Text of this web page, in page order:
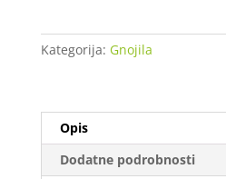
L
količina
Kategorija: Gnojila
Opis
Dodatne podrobnosti